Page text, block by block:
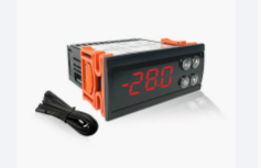
کاروبارەکانی جیاواز